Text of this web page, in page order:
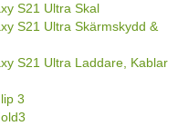
S21 Ultra Skal
S21 Ultra Skärmskydd &
S21 Ultra Laddare, Kablar
3